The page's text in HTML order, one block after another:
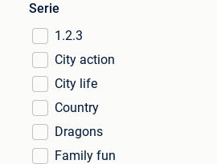
Serie
1.2.3
City action
City life
Country
Dragons
Family fun